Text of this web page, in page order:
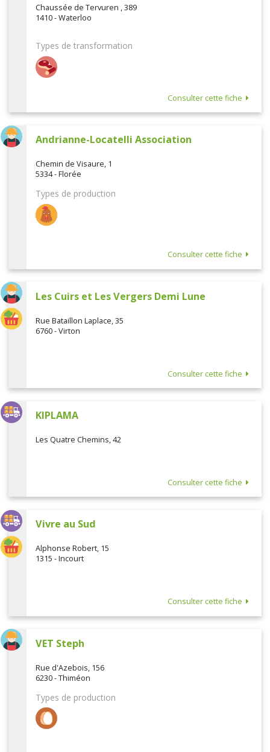
Chaussée de Tervuren , 389
1410 - Waterloo
Types de transformation
Consulter cette fiche
Andrianne-Locatelli Association
Chemin de Visaure, 1
5334 - Florée
Types de production
Consulter cette fiche
Les Cuirs et Les Vergers Demi Lune
Rue Bataillon Laplace, 35
6760 - Virton
Consulter cette fiche
KIPLAMA
Les Quatre Chemins, 42
Consulter cette fiche
Vivre au Sud
Alphonse Robert, 15
1315 - Incourt
Consulter cette fiche
VET Steph
Rue d'Azebois, 156
6230 - Thiméon
Types de production